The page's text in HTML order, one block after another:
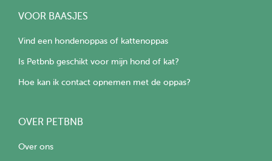
VOOR BAASJES
Vind een hondenoppas of kattenoppas
Is Petbnb geschikt voor mijn hond of kat?
Hoe kan ik contact opnemen met de oppas?
OVER PETBNB
Over ons